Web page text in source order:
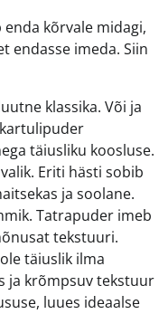
kõrvale midagi,
endasse imeda. Siin
klassika. Või ja
täiusliku koosluse.
Eriti hästi sobib
ja soolane.
Tatrapuder imeb
tekstuuri.
täiuslik ilma
ja krõmpsuv tekstuur
luues ideaalse